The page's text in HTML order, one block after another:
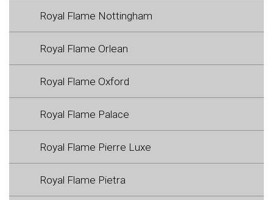
Royal Flame Nottingham
Royal Flame Orlean
Royal Flame Oxford
Royal Flame Palace
Royal Flame Pierre Luxe
Royal Flame Pietra